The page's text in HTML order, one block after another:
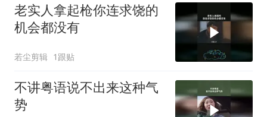
老实人拿起枪你连求饶的
机会都没有
若尘剪辑 1跟贴
不讲粤语说不出来这种气
势